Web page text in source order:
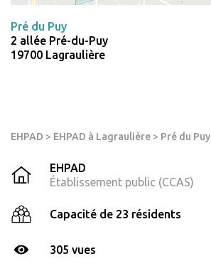
EHPAD > EHPAD à Lagraulière > Pré du Puy
EHPAD
Établissement public (CCAS)
Capacité de 23 résidents
305 vues
Pré du Puy
2 allée Pré-du-Puy
19700 Lagraulière